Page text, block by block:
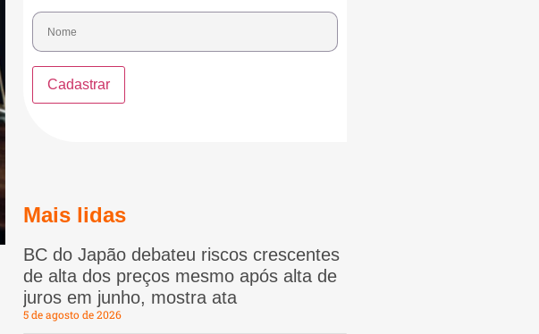
Mais lidas
BC do Japão debateu riscos crescentes
de alta dos preços mesmo após alta de
juros em junho, mostra ata
5 de agosto de 2026